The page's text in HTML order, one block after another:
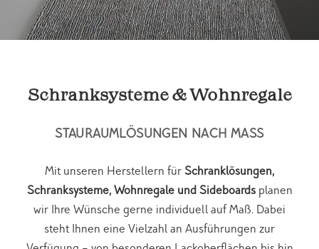
Schranksysteme & Wohnregale
STAURAUMLÖSUNGEN NACH MASS
Mit unseren Herstellern für Schranklösungen,
Schranksysteme, Wohnregale und Sideboardsplanen
wir Ihre Wünsche gerne individuell auf Maß. Dabei
steht Ihnen eine Vielzahl an Ausführungen zur